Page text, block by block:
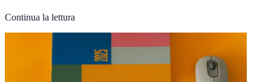
Continua la lettura